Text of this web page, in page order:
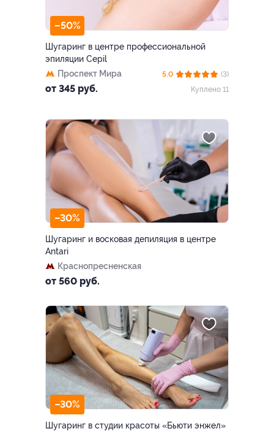
–50%
Шугаринг в центре профессиональной
эпиляции Cepil
Проспект Мира
от 345 руб.
5.0
(3)
Куплено 11
–30%
Шугаринг и восковая депиляция в центре
Antari
Краснопресненская
от 560 руб.
–30%
Шугаринг в студии красоты «Бьюти энжел»